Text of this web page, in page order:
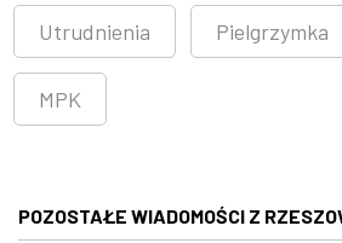
Utrudnienia Pielgrzymka
MPK
POZOSTAŁE WIADOMOŚCI Z